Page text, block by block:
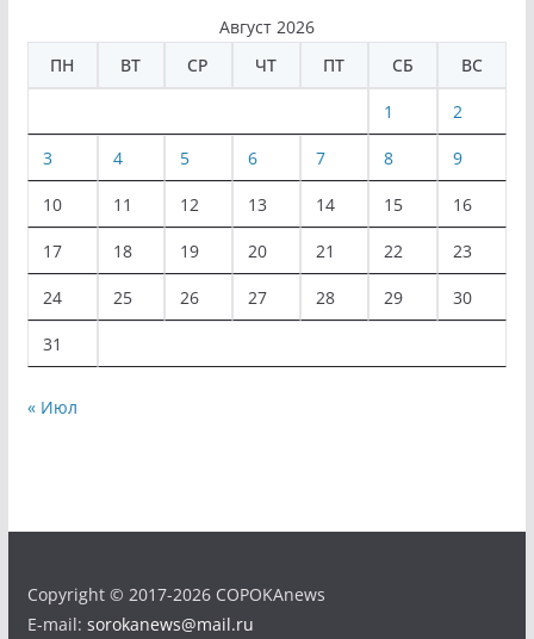
Август 2026
ПН
ВТ СР ЧТ ПТ СБ ВС
1 2
3 4 5 6 7 8 9
10 11 12 13 14 15 16
17 18 19 20 21 22 23
24 25 26 27 28 29 30
31
« Июл
Copyright © 2017-2026 COPOKAnews
E-mail: sorokanews@mail.ru